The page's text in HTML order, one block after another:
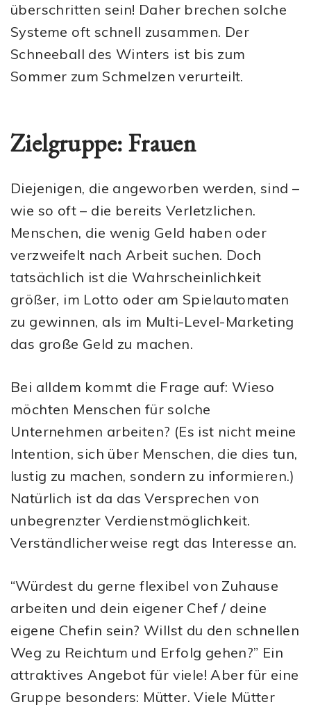
überschritten sein! Daher brechen solche
Systeme oft schnell zusammen. Der
Schneeball des Winters ist bis zum
Sommer zum Schmelzen verurteilt.
Zielgruppe: Frauen
Diejenigen, die angeworben werden, sind –
wie so oft – die bereits Verletzlichen.
Menschen, die wenig Geld haben oder
verzweifelt nach Arbeit suchen. Doch
tatsächlich ist die Wahrscheinlichkeit
größer, im Lotto oder am Spielautomaten
zu gewinnen, als im Multi-Level-Marketing
das große Geld zu machen.
Bei alldem kommt die Frage auf: Wieso
möchten Menschen für solche
Unternehmen arbeiten? (Es ist nicht meine
Intention, sich über Menschen, die dies tun,
lustig zu machen, sondern zu informieren.)
Natürlich ist da das Versprechen von
unbegrenzter Verdienstmöglichkeit.
Verständlicherweise regt das Interesse an.
“Würdest du gerne flexibel von Zuhause
arbeiten und dein eigener Chef / deine
eigene Chefin sein? Willst du den schnellen
Weg zu Reichtum und Erfolg gehen?” Ein
attraktives Angebot für viele! Aber für eine
Gruppe besonders: Mütter. Viele Mütter